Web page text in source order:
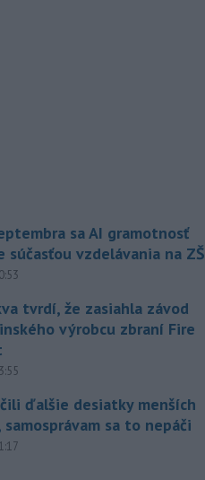
sa AI gramotnosť
súčasťou vzdelávania na ZŠ
tvrdí, že zasiahla závod
výrobcu zbraní Fire
ďalšie desiatky menších
sa to nepáči